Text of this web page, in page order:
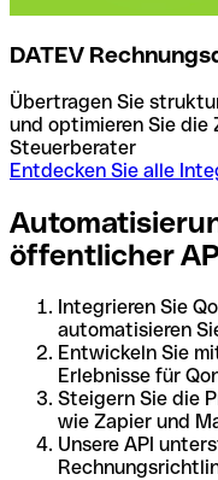
DATEV
Übertragen Sie
und optimieren Sie die
Steuerberater
Entdecken Sie alle
öffentlicher
Integrieren Sie
automatisieren
Entwickeln Sie
Erlebnisse für
Steigern Sie die
wie Zapier und
Unsere API